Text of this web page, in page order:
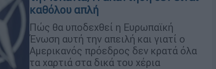
καθόλου απλή
Πώς θα υποδεχθεί η Ευρωπαϊκή
Ένωση αυτή την απειλή και γιατί ο
Αμερικανός πρόεδρος δεν κρατά όλα
τα χαρτιά στα δικά του χέρια